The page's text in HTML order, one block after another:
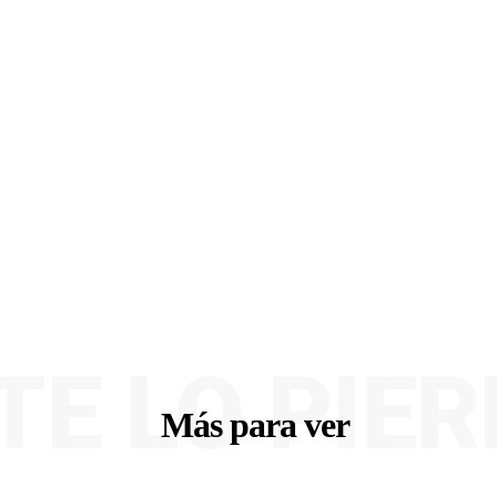
Más para ver
LO